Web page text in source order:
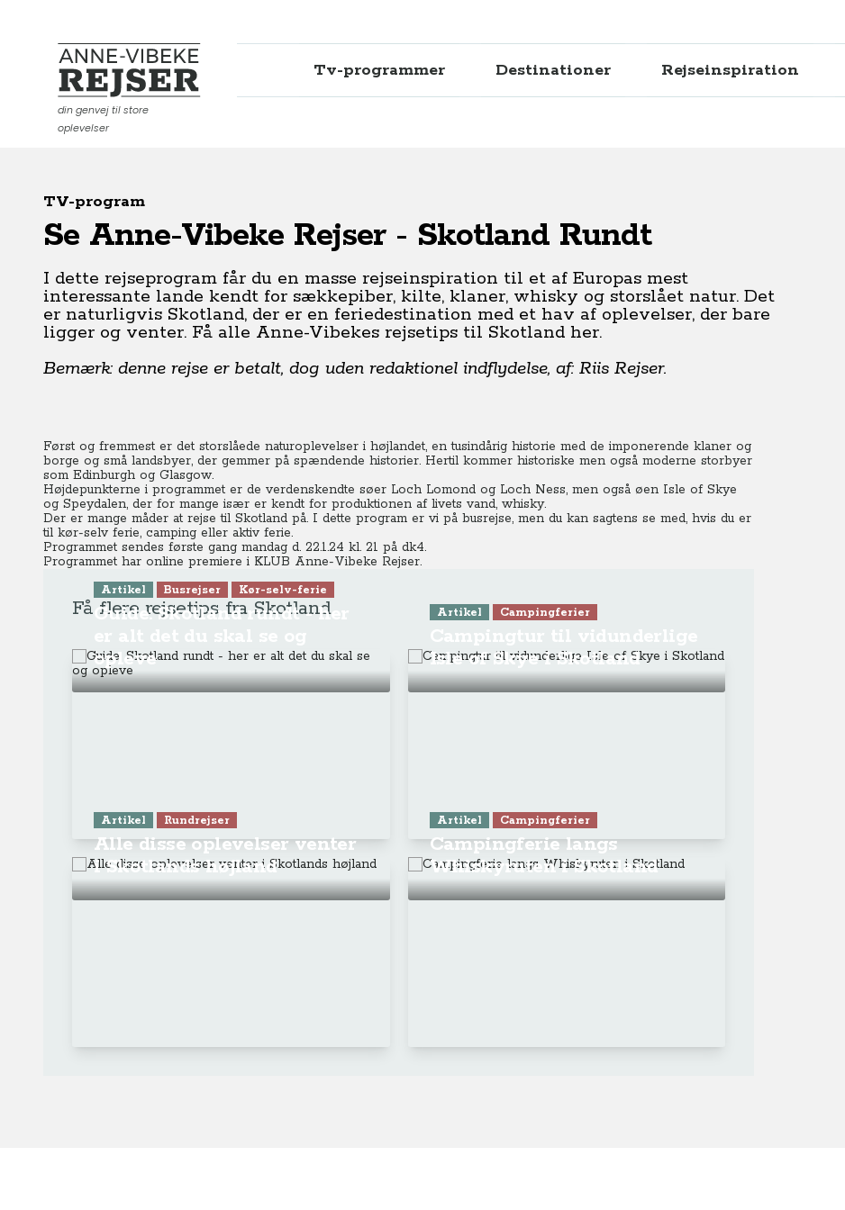
Anne-Vibeke Rejser
din genvej til store
oplevelser
Tv-programmer Destinationer Rejseinspiration
TV-program
Se Anne-Vibeke Rejser - Skotland Rundt
I dette rejseprogram får du en masse rejseinspiration til et af Europas mest
interessante lande kendt for sækkepiber, kilte, klaner, whisky og storslået natur. Det
er naturligvis Skotland, der er en feriedestination med et hav af oplevelser, der bare
ligger og venter. Få alle Anne-Vibekes rejsetips til Skotland her.
Bemærk: denne rejse er betalt, dog uden redaktionel indflydelse, af: Riis Rejser.
Først og fremmest er det storslåede naturoplevelser i højlandet, en tusindårig historie med de imponerende klaner og
borge og små landsbyer, der gemmer på spændende historier. Hertil kommer historiske men også moderne storbyer
som Edinburgh og Glasgow.
Højdepunkterne i programmet er de verdenskendte søer Loch Lomond og Loch Ness, men også øen Isle of Skye
og Speydalen, der for mange især er kendt for produktionen af livets vand, whisky.
Der er mange måder at rejse til Skotland på. I dette program er vi på busrejse, men du kan sagtens se med, hvis du er
til kør-selv ferie, camping eller aktiv ferie.
Programmet sendes første gang mandag d. 22.1.24 kl. 21 på dk4.
Programmet har online premierei KLUB Anne-Vibeke Rejser.
Få flere rejsetips fra Skotland
Artikel Busrejser Kør-selv-ferie
Guide: Skotland rundt - her
opleve
Artikel Campingferier
Isle of Skye i Skotland
Artikel Rundrejser
Alle disse oplevelser venter
i Skotlands højland
Artikel Campingferier
Campingferie langs
Whiskyruten i Skotland